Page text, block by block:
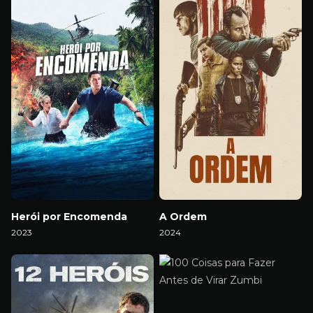
Herói por Encomenda
2023
A Ordem
2024